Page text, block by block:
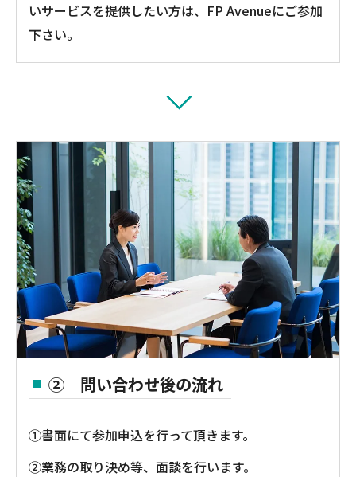
いサービスを提供したい方は、FP Avenueにご参加
下さい。
② 問い合わせ後の流れ
①書面にて参加申込を行って頂きます。
②業務の取り決め等、面談を行います。